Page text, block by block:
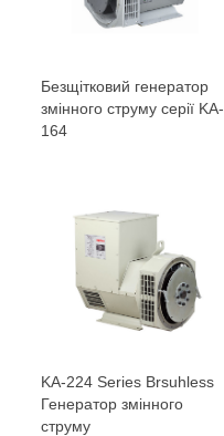
Безщітковий генератор
змінного струму серії KA-
164
KA-224 Series Brsuhless
Генератор змінного
струму